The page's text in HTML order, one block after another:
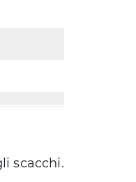
scacchi.